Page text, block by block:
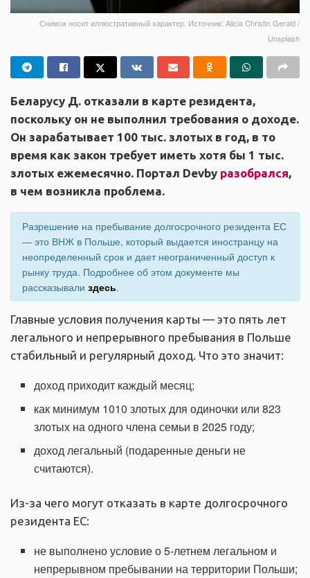
Снимок носит иллюстративный характер. Источник: Alicia Christin Gerald /
Unsplash
Беларусу Д. отказали в карте резидента,
поскольку он не выполнил требования о доходе.
Он зарабатывает 100 тыс. злотых в год, в то
время как закон требует иметь хотя бы 1 тыс.
злотых ежемесячно. Портал Devby разобрался,
в чем возникла проблема.
Разрешение на пребывание долгосрочного резидента ЕС
— это ВНЖ в Польше, который выдается иностранцу на
неопределенный срок и дает неограниченный доступ к
рынку труда. Подробнее об этом документе мы
рассказывали здесь.
Главные условия получения карты — это пять лет
легального и непрерывного пребывания в Польше
стабильный и регулярный доход. Что это значит:
доход приходит каждый месяц;
как минимум 1010 злотых для одиночки или 823
злотых на одного члена семьи в 2025 году;
доход легальный (подаренные деньги не
считаются).
Из-за чего могут отказать в карте долгосрочного
резидента ЕС:
не выполнено условие о 5-летнем легальном и
непрерывном пребывании на территории Польши;